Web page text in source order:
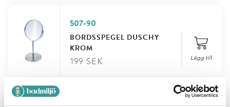
507-90
BORDSSPEGEL DUSCHY
KROM
199 SEK Lägg till